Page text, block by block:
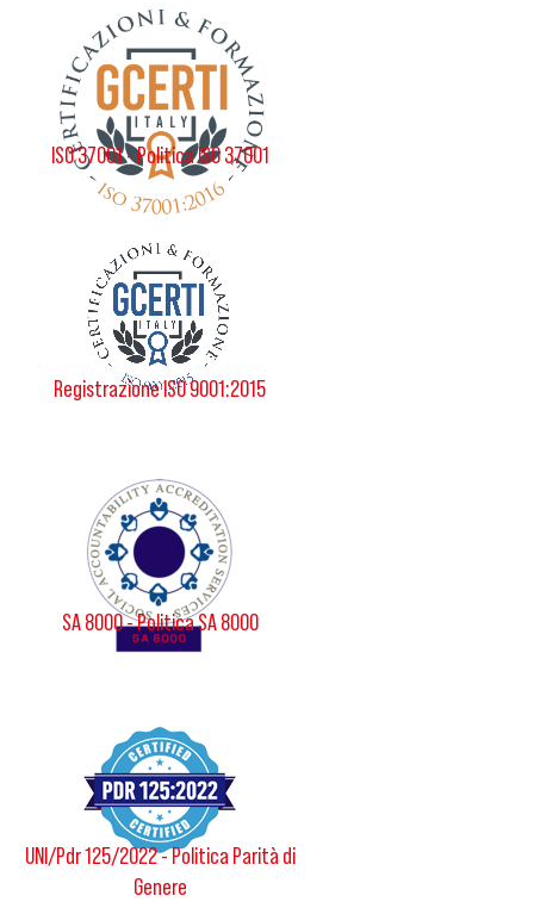
ISO 37001 - Politica ISO 37001
Registrazione ISO 9001:2015
SA 8000 - Politica SA 8000
UNI/Pdr 125/2022 - Politica Parità di
Genere